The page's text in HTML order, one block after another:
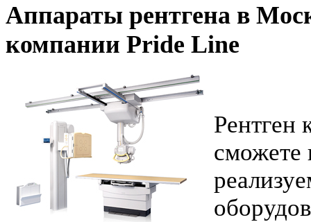
Аппараты рентгена в
компании Pride Line
Рентген